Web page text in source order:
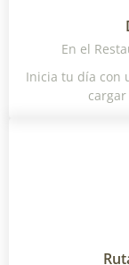
En el
Inicia tu día con